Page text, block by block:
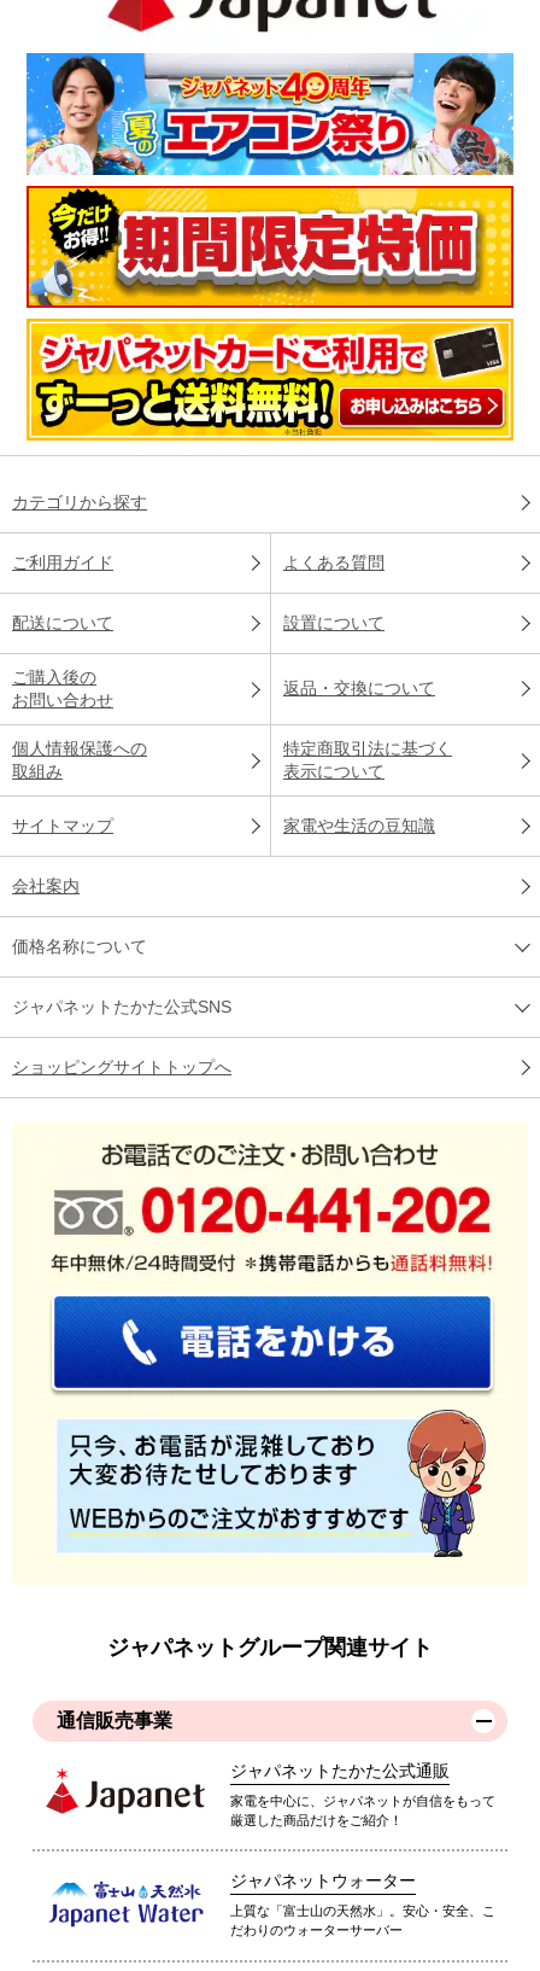
カテゴリから探す
ご利用ガイド よくある質問
配送について 設置について
ご購入後の
お問い合わせ
返品・交換について
個人情報保護への
取組み
特定商取引法に基づく
表示について
サイトマップ 家電や生活の豆知識
会社案内
価格名称について
ジャパネットたかた公式SNS
ショッピングサイトトップへ
ジャパネットグループ関連サイト
通信販売事業
ジャパネットたかた公式通販
家電を中心に、ジャパネットが自信をもって
厳選した商品だけをご紹介！
ジャパネットウォーター
上質な「富士山の天然水」。安心・安全、こ
だわりのウォーターサーバー